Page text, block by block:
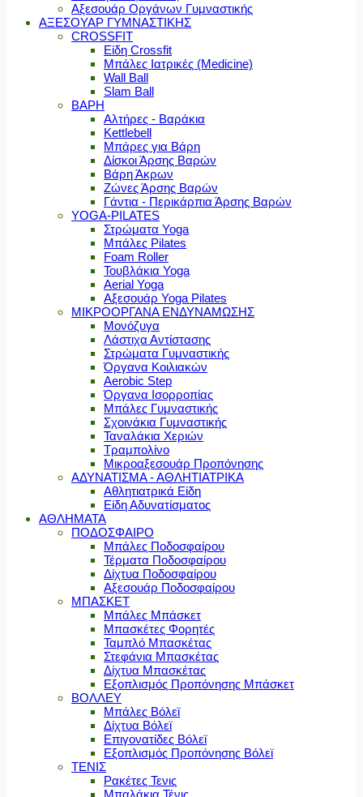
Αξεσουάρ Οργάνων Γυμναστικής
ΑΞΕΣΟΥΑΡ ΓΥΜΝΑΣΤΙΚΗΣ
CROSSFIT
Είδη Crossfit
Μπάλες Ιατρικές (Medicine)
Wall Ball
Slam Ball
ΒΑΡΗ
Αλτήρες - Βαράκια
Kettlebell
Μπάρες για Βάρη
Δίσκοι Άρσης Βαρών
Βάρη Άκρων
Ζώνες Άρσης Βαρών
Γάντια - Περικάρπια Άρσης Βαρών
YOGA-PILATES
Στρώματα Yoga
Μπάλες Pilates
Foam Roller
Τουβλάκια Yoga
Aerial Yoga
Αξεσουάρ Yoga Pilates
ΜΙΚΡΟΟΡΓΑΝΑ ΕΝΔΥΝΑΜΩΣΗΣ
Μονόζυγα
Λάστιχα Αντίστασης
Στρώματα Γυμναστικής
Όργανα Κοιλιακών
Aerobic Step
Όργανα Ισορροπίας
Μπάλες Γυμναστικής
Σχοινάκια Γυμναστικής
Ταναλάκια Χεριών
Τραμπολίνο
Μικροαξεσουάρ Προπόνησης
ΑΔΥΝΑΤΙΣΜΑ - ΑΘΛΗΤΙΑΤΡΙΚΑ
Αθλητιατρικά Είδη
Είδη Αδυνατίσματος
ΑΘΛΗΜΑΤΑ
ΠΟΔΟΣΦΑΙΡΟ
Μπάλες Ποδοσφαίρου
Τέρματα Ποδοσφαίρου
Δίχτυα Ποδοσφαίρου
Αξεσουάρ Ποδοσφαίρου
ΜΠΑΣΚΕΤ
Μπάλες Μπάσκετ
Μπασκέτες Φορητές
Ταμπλό Μπασκέτας
Στεφάνια Μπασκέτας
Δίχτυα Μπασκέτας
Εξοπλισμός Προπόνησης Μπάσκετ
ΒΟΛΛΕΥ
Μπάλες Βόλεϊ
Δίχτυα Βόλεϊ
Επιγονατίδες Βόλεϊ
Εξοπλισμός Προπόνησης Βόλεϊ
ΤΕΝΙΣ
Ρακέτες Τενις